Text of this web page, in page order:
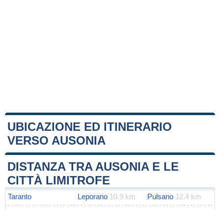
UBICAZIONE ED ITINERARIO
VERSO AUSONIA
+
−
Leaflet|Map data ©
DISTANZA TRA AUSONIA E LE
CITTÀ LIMITROFE
Taranto Leporano 10.9 km Pulsano 12.4 km